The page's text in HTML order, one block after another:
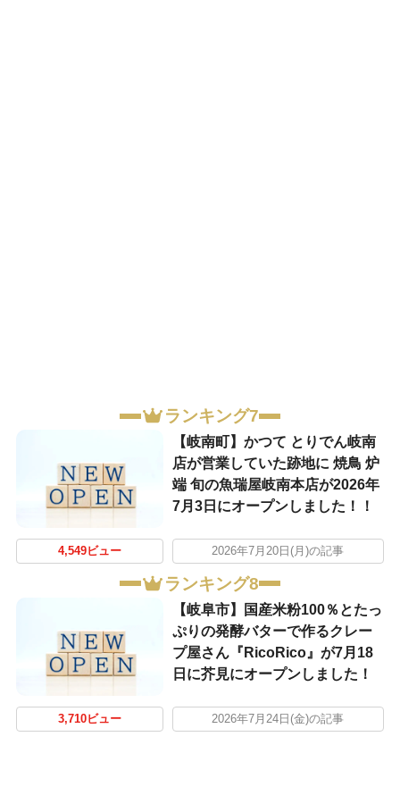
ランキング7
【岐南町】かつて とりでん岐南
店が営業していた跡地に 焼鳥 炉
端 旬の魚瑞屋岐南本店が2026年
7月3日にオープンしました！！
4,549ビュー 2026年7月20日(月)の記事
ランキング8
【岐阜市】国産米粉100％とたっ
ぷりの発酵バターで作るクレー
プ屋さん『RicoRico』が7月18
日に芥見にオープンしました！
3,710ビュー 2026年7月24日(金)の記事